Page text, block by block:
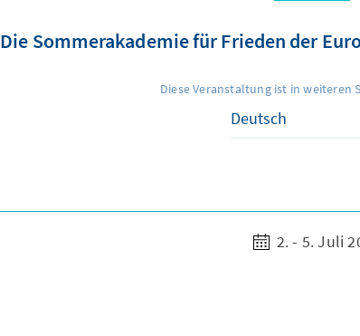
Die Sommerakademie für Frieden der
Diese Veranstaltung ist in weiteren
2. - 5. Juli